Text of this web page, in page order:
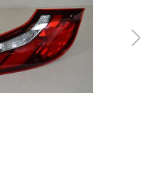
Rengjøring & Vedlikehold